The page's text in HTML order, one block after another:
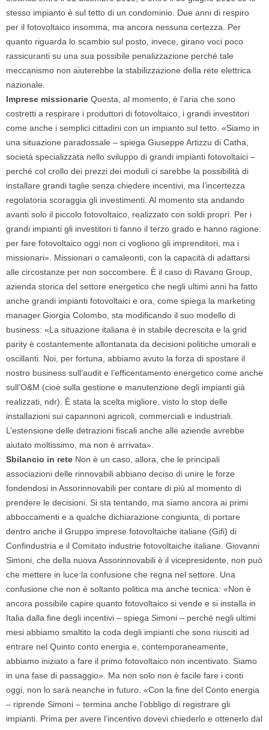
stesso impianto è sul tetto di un condominio. Due anni di respiro
per il fotovoltaico insomma, ma ancora nessuna certezza. Per
quanto riguarda lo scambio sul posto, invece, girano voci poco
rassicuranti su una sua possibile penalizzazione perché tale
meccanismo non aiuterebbe la stabilizzazione della rete elettrica
nazionale.
Imprese missionarie Questa, al momento, è l’aria che sono
costretti a respirare i produttori di fotovoltaico, i grandi investitori
come anche i semplici cittadini con un impianto sul tetto. «Siamo in
una situazione paradossale – spiega Giuseppe Artizzu di Catha,
società specializzata nello sviluppo di grandi impianti fotovoltaici –
perché col crollo dei prezzi dei moduli ci sarebbe la possibilità di
installare grandi taglie senza chiedere incentivi, ma l’incertezza
regolatoria scoraggia gli investimenti. Al momento sta andando
avanti solo il piccolo fotovoltaico, realizzato con soldi propri. Per i
grandi impianti gli investitori ti fanno il terzo grado e hanno ragione:
per fare fotovoltaico oggi non ci vogliono gli imprenditori, ma i
missionari». Missionari o camaleonti, con la capacità di adattarsi
alle circostanze per non soccombere. È il caso di Ravano Group,
azienda storica del settore energetico che negli ultimi anni ha fatto
anche grandi impianti fotovoltaici e ora, come spiega la marketing
manager Giorgia Colombo, sta modificando il suo modello di
business: «La situazione italiana è in stabile decrescita e la grid
parity è costantemente allontanata da decisioni politiche umorali e
oscillanti. Noi, per fortuna, abbiamo avuto la forza di spostare il
nostro business sull’audit e l’efficentamento energetico come anche
sull’O&M (cioè sulla gestione e manutenzione degli impianti già
realizzati, ndr). È stata la scelta migliore, visto lo stop delle
installazioni sui capannoni agricoli, commerciali e industriali.
L’estensione delle detrazioni fiscali anche alle aziende avrebbe
aiutato moltissimo, ma non è arrivata».
Sbilancio in rete Non è un caso, allora, che le principali
associazioni delle rinnovabili abbiano deciso di unire le forze
fondendosi in Assorinnovabili per contare di più al momento di
prendere le decisioni. Si sta tentando, ma siamo ancora ai primi
abboccamenti e a qualche dichiarazione congiunta, di portare
dentro anche il Gruppo imprese fotovoltaiche italiane (Gifi) di
Confindustria e il Comitato industrie fotovoltaiche italiane. Giovanni
Simoni, che della nuova Assorinnovabili è il vicepresidente, non può
che mettere in luce la confusione che regna nel settore. Una
confusione che non è soltanto politica ma anche tecnica: «Non è
ancora possibile capire quanto fotovoltaico si vende e si installa in
Italia dalla fine degli incentivi – spiega Simoni – perché negli ultimi
mesi abbiamo smaltito la coda degli impianti che sono riusciti ad
entrare nel Quinto conto energia e, contemporaneamente,
abbiamo iniziato a fare il primo fotovoltaico non incentivato. Siamo
in una fase di passaggio». Ma non solo non è facile fare i conti
oggi, non lo sarà neanche in futuro. «Con la fine del Conto energia
– riprende Simoni – termina anche l’obbligo di registrare gli
impianti. Prima per avere l’incentivo dovevi chiederlo e ottenerlo dal